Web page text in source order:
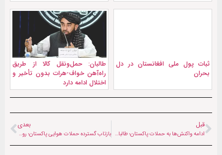
ثبات پول ملی افغانستان در دل
بحران
طالبان: حمل‌ونقل کالا از طریق
راه‌آهن خواف-هرات بدون تأخیر و
اختلال ادامه دارد
قبل
ادامه واکنش‌ها به حملات پاکستان؛ طالبان: در زمان مناسب پاسخ می‌دهیم
بعدی
بازتاب گسترده حملات هوایی پاکستان؛ روایت رسانه‌های افغانستان و جهان از یک شب پرتنش